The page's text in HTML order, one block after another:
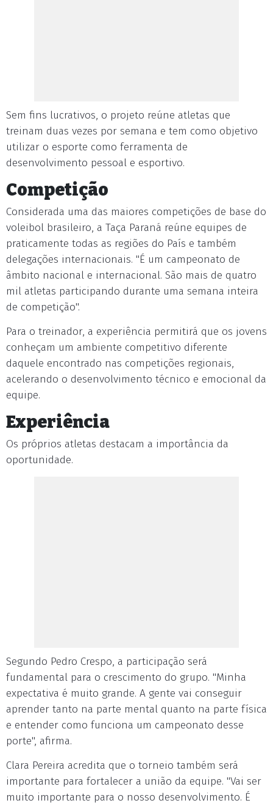
Sem fins lucrativos, o projeto reúne atletas que
treinam duas vezes por semana e tem como objetivo
utilizar o esporte como ferramenta de
desenvolvimento pessoal e esportivo.
Competição
Considerada uma das maiores competições de base do
voleibol brasileiro, a Taça Paraná reúne equipes de
praticamente todas as regiões do País e também
delegações internacionais. "É um campeonato de
âmbito nacional e internacional. São mais de quatro
mil atletas participando durante uma semana inteira
de competição".
Para o treinador, a experiência permitirá que os jovens
conheçam um ambiente competitivo diferente
daquele encontrado nas competições regionais,
acelerando o desenvolvimento técnico e emocional da
equipe.
Experiência
Os próprios atletas destacam a importância da
oportunidade.
Segundo Pedro Crespo, a participação será
fundamental para o crescimento do grupo. "Minha
expectativa é muito grande. A gente vai conseguir
aprender tanto na parte mental quanto na parte física
e entender como funciona um campeonato desse
porte", afirma.
Clara Pereira acredita que o torneio também será
importante para fortalecer a união da equipe. "Vai ser
muito importante para o nosso desenvolvimento. É